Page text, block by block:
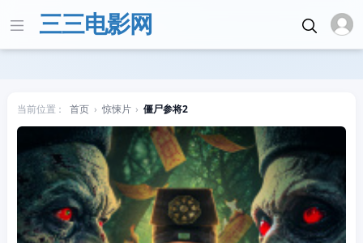
三三电影网
当前位置： 首页 › 惊悚片 › 僵尸参将2